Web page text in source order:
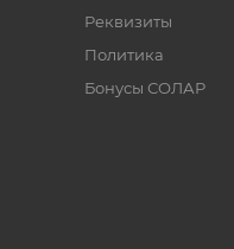
Реквизиты
Политика
Бонусы СОЛАР